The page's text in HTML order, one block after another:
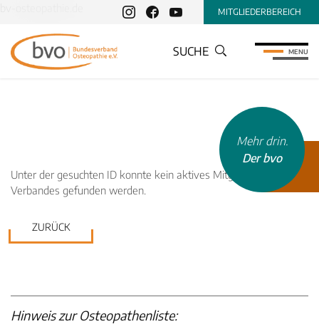
MITGLIEDERBEREICH
SUCHE MENU
Unter der gesuchten ID konnte kein aktives Mitglied unseres
Verbandes gefunden werden.
ZURÜCK
Hinweis zur Osteopathenliste:
Mehr drin.
Der bvo
INHALTSTYP
Therapeuten
Schulen
Krankenkassen
Inhaltsseiten